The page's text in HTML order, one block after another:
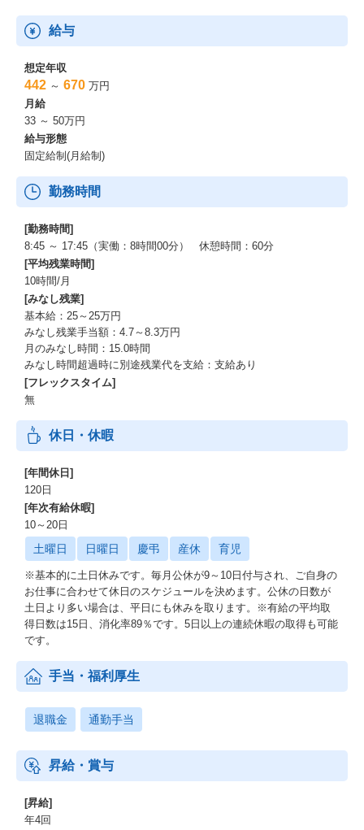
給与
想定年収
442 ～ 670 万円
月給
33 ～ 50万円
給与形態
固定給制(月給制)
勤務時間
[勤務時間]
8:45 ～ 17:45（実働：8時間00分） 休憩時間：60分
[平均残業時間]
10時間/月
[みなし残業]
基本給：25～25万円
みなし残業手当額：4.7～8.3万円
月のみなし時間：15.0時間
みなし時間超過時に別途残業代を支給：支給あり
[フレックスタイム]
無
休日・休暇
[年間休日]
120日
[年次有給休暇]
10～20日
土曜日 日曜日 慶弔 産休 育児
※基本的に土日休みです。毎月公休が9～10日付与され、ご自身の
お仕事に合わせて休日のスケジュールを決めます。公休の日数が
土日より多い場合は、平日にも休みを取ります。※有給の平均取
得日数は15日、消化率89％です。5日以上の連続休暇の取得も可能
です。
手当・福利厚生
退職金 通勤手当
昇給・賞与
[昇給]
年4回